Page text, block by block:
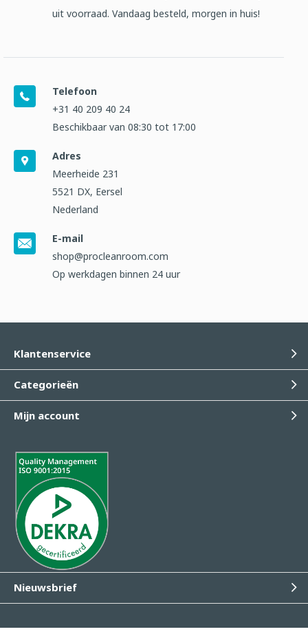
uit voorraad. Vandaag besteld, morgen in huis!
Telefoon
+31 40 209 40 24
Beschikbaar van 08:30 tot 17:00
Adres
Meerheide 231
5521 DX, Eersel
Nederland
E-mail
shop@procleanroom.com
Op werkdagen binnen 24 uur
Klantenservice
Categorieën
Mijn account
Nieuwsbrief